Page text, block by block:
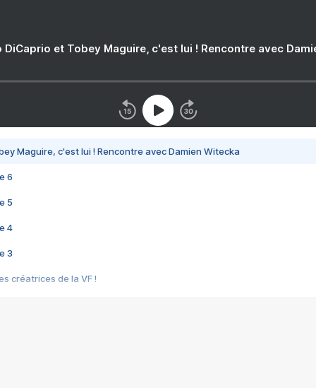
DiCaprio et Tobey Maguire, c'est lui ! Rencontre avec
Maguire, c'est lui ! Rencontre avec Damien Witecka
6
5
4
3
créatrices de la VF !